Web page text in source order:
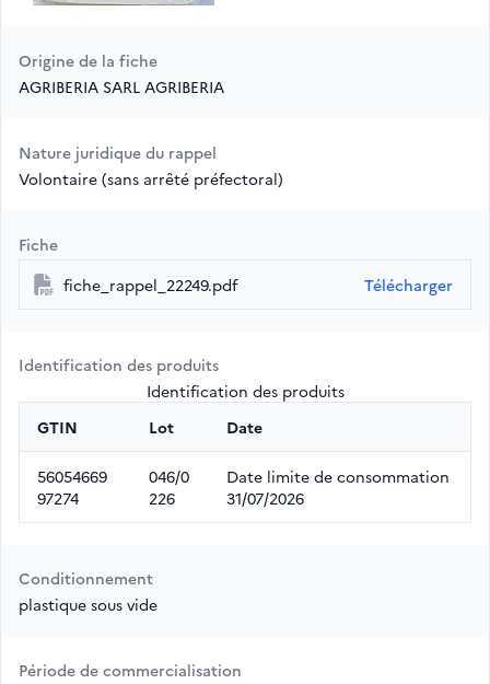
Origine de la fiche
AGRIBERIA SARL AGRIBERIA
Nature juridique du rappel
Volontaire (sans arrêté préfectoral)
Fiche
fiche_rappel_22249.pdf
Télécharger
Identification des produits
Identification des produits
GTIN
Lot Date
56054669
97274
046/0
226
Date limite de consommation
31/07/2026
Conditionnement
plastique sous vide
Période de commercialisation